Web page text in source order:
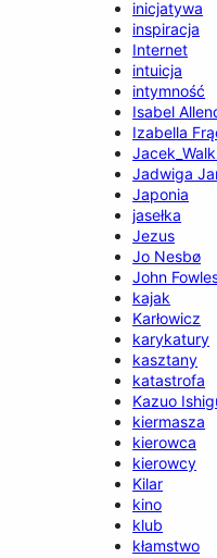
inicjatywa
inspiracja
Internet
intuicja
intymność
Isabel
Izabella
Jadwiga
Japonia
jasełka
Jezus
Jo Nesbø
John
kajak
Karłowicz
karykatury
kasztany
katastrofa
Kazuo
kiermasza
kierowca
kierowcy
Kilar
kino
klub
kłamstwo